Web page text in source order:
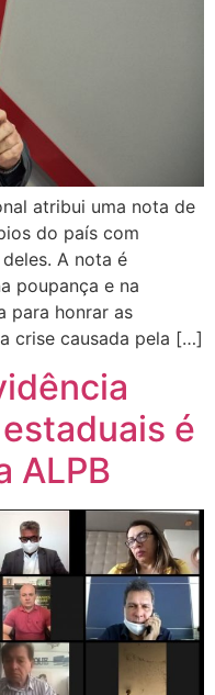
atribui uma nota de
do país com
A nota é
poupança e na
para honrar as
crise causada pela […]
é
ALPB